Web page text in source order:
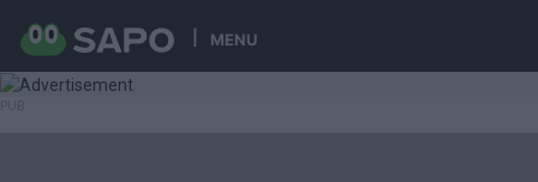
MENU